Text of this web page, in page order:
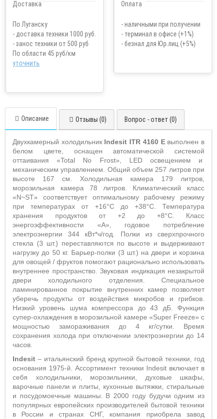
По Луганску
- доставка техники 1000 руб.
- занос техники от 500 руб
По области 45 руб/км
уточнить
- наличными при получении
- терминал в офисе (+1%)
- безнал для Юр.лиц (+5%)
Описание Отзывы (0) Вопрос - ответ (0)
Двухкамерный холодильник Indesit ITR 4160 Eвыполнен в
белом цвете, оснащен автоматической системой
оттаивания «Total No Frost», LED освещением и
механическим управлением. Общий объем 257 литров при
высоте 167 см. Холодильная камера 179 литров,
морозильная камера 78 литров. Климатический класс
«N~ST» соответствует оптимальному рабочему режиму
при температурах от +16°С до +38°С. Температура
хранения продуктов от +2 до +8°С. Класс
энергоэффективности «А», годовое потребление
электроэнергии 344 кВт*ч/год. Полки из сверхпрочного
стекла (3 шт.) переставляются по высоте и выдерживают
нагрузку до 50 кг. Барьер-полки (3 шт.) на двери и корзина
для овощей / фруктов помогают рационально использовать
внутреннее пространство. Звуковая индикация незакрытой
двери холодильного отделения. Специальное
ламинированное покрытие внутренних камер позволяет
уберечь продукты от воздействия микробов и грибков.
Низкий уровень шума компрессора до 43 дБ. Функция
супер-охлаждения в морозильной камере «Super Freeze» с
мощностью замораживания до 4 кг/сутки. Время
сохранения холода при отключении электроэнергии до 14
часов.
Indesit – итальянский бренд крупной бытовой техники, год
основания 1975-й. Ассортимент техники Indesit включает в
себя холодильники, морозильники, духовые шкафы,
варочные панели и плиты, кухонные вытяжки, стиральные
и посудомоечные машины. В 2000 году будучи одним из
популярных европейских производителей бытовой техники
в России и странах СНГ, компания приобрела завод